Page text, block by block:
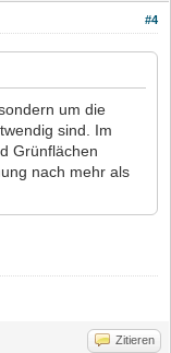
#4
um die
sind. Im
Grünflächen
nach mehr als
Zitieren